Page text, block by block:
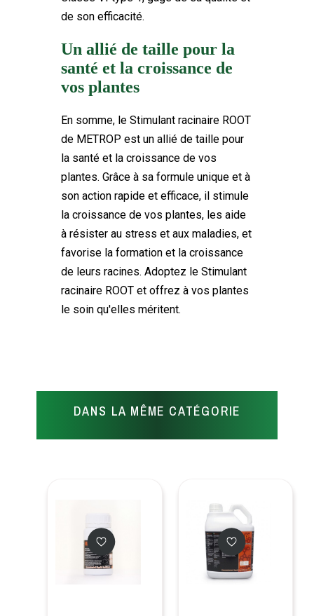
de son efficacité.
Un allié de taille pour la
santé et la croissance de
vos plantes
En somme, le Stimulant racinaire ROOT
de METROP est un allié de taille pour
la santé et la croissance de vos
plantes. Grâce à sa formule unique et à
son action rapide et efficace, il stimule
la croissance de vos plantes, les aide
à résister au stress et aux maladies, et
favorise la formation et la croissance
de leurs racines. Adoptez le Stimulant
racinaire ROOT et offrez à vos plantes
le soin qu'elles méritent.
DANS LA MÊME CATÉGORIE